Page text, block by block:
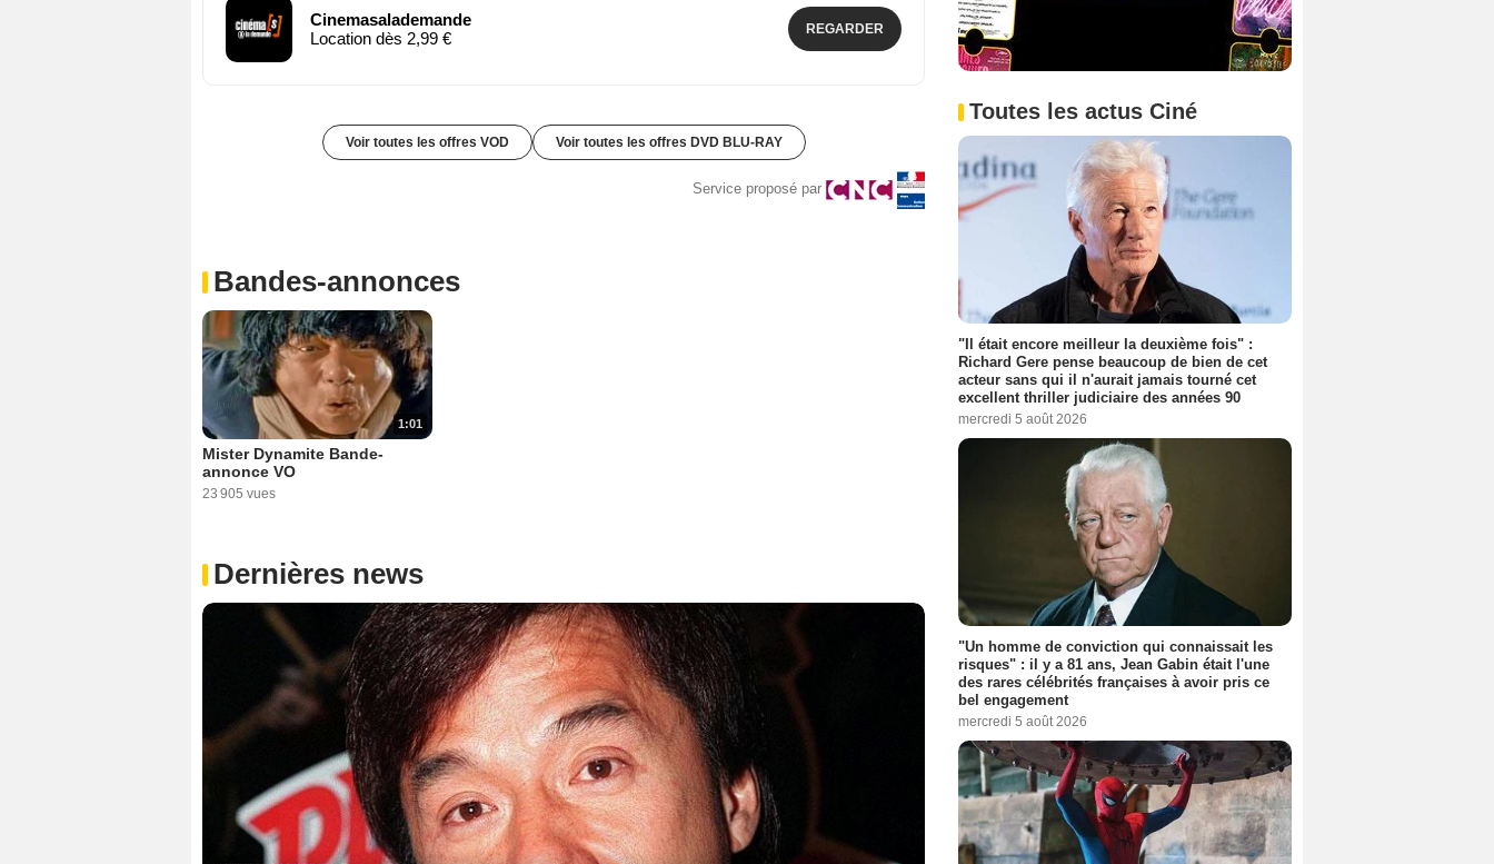
Cinemasalademande
Location dès 2,99 €
REGARDER
Voir toutes les offres VOD Voir toutes les offres DVD BLU-RAY
Service proposé par
Bandes-annonces
1:01
Mister Dynamite Bande-
annonce VO
23 905 vues
Dernières news
Toutes les actus Ciné
"Il était encore meilleur la deuxième fois" :
Richard Gere pense beaucoup de bien de cet
acteur sans qui il n'aurait jamais tourné cet
excellent thriller judiciaire des années 90
mercredi 5 août 2026
"Un homme de conviction qui connaissait les
risques" : il y a 81 ans, Jean Gabin était l'une
des rares célébrités françaises à avoir pris ce
bel engagement
mercredi 5 août 2026